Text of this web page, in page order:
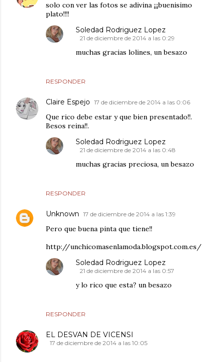
solo con ver las fotos se adivina ¡¡¡buenisimo
plato!!!!
RESPONDER
Soledad Rodriguez Lopez
21 de diciembre de 2014 a las 0:29
muchas gracias lolines, un besazo
Claire Espejo 17 de diciembre de 2014 a las 0:06
Que rico debe estar y que bien presentado!!.
Besos reina!!.
RESPONDER
Soledad Rodriguez Lopez
21 de diciembre de 2014 a las 0:48
muchas gracias preciosa, un besazo
Unknown 17 de diciembre de 2014 a las 1:39
Pero que buena pinta que tiene!!
http://unchicomasenlamoda.blogspot.com.es/
RESPONDER
Soledad Rodriguez Lopez
21 de diciembre de 2014 a las 0:57
y lo rico que esta? un besazo
EL DESVAN DE VICENSI
17 de diciembre de 2014 a las 10:05